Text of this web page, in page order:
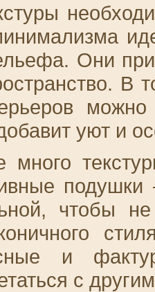
Они
В
уют и
много
чтобы
и
с